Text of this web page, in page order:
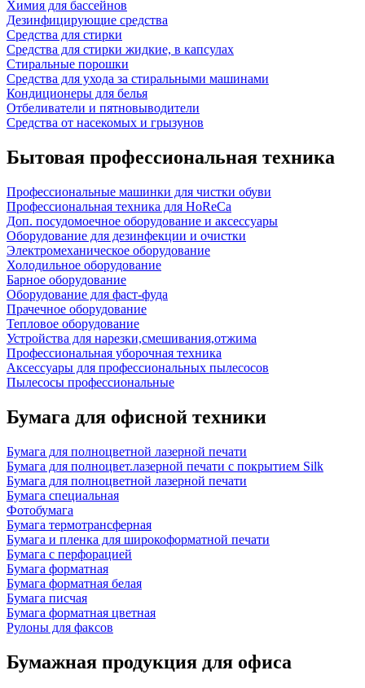
Химия для бассейнов
Дезинфицирующие средства
Средства для стирки
Средства для стирки жидкие, в капсулах
Стиральные порошки
Средства для ухода за стиральными машинами
Кондиционеры для белья
Отбеливатели и пятновыводители
Средства от насекомых и грызунов
Бытовая профессиональная техника
Профессиональные машинки для чистки обуви
Профессиональная техника для HoReCa
Доп. посудомоечное оборудование и аксессуары
Оборудование для дезинфекции и очистки
Электромеханическое оборудование
Холодильное оборудование
Барное оборудование
Оборудование для фаст-фуда
Прачечное оборудование
Тепловое оборудование
Устройства для нарезки,смешивания,отжима
Профессиональная уборочная техника
Аксессуары для профессиональных пылесосов
Пылесосы профессиональные
Бумага для офисной техники
Бумага для полноцветной лазерной печати
Бумага для полноцвет.лазерной печати с покрытием Silk
Бумага для полноцветной лазерной печати
Бумага специальная
Фотобумага
Бумага термотрансферная
Бумага и пленка для широкоформатной печати
Бумага с перфорацией
Бумага форматная
Бумага форматная белая
Бумага писчая
Бумага форматная цветная
Рулоны для факсов
Бумажная продукция для офиса